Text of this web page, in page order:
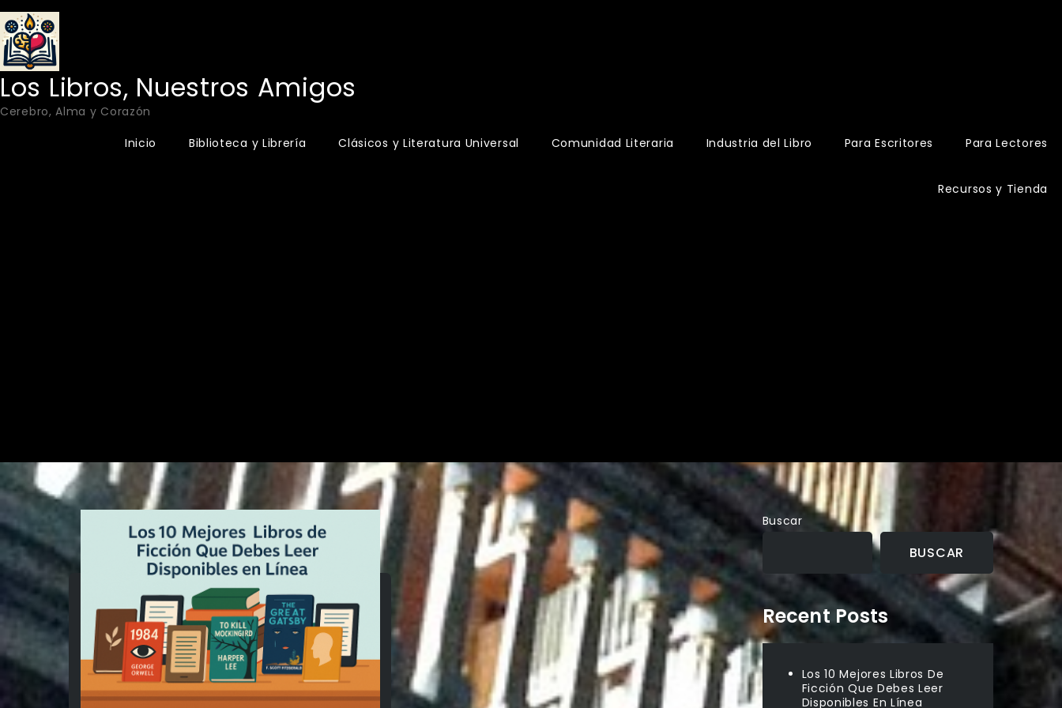
Skip
to
content
Los Libros, Nuestros Amigos
Cerebro, Alma y Corazón
Inicio
Biblioteca y Librería Clásicos y Literatura Universal Comunidad Literaria Industria del Libro Para Escritores Para Lectores
Recursos y Tienda
Buscar
BUSCAR
Recent Posts
Los 10 Mejores Libros De
Ficción Que Debes Leer
Disponibles En Línea